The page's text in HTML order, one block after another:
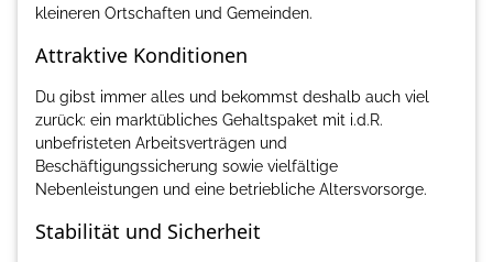
kleineren Ortschaften und Gemeinden.
Attraktive Konditionen
Du gibst immer alles und bekommst deshalb auch viel
zurück: ein marktübliches Gehaltspaket mit i.d.R.
unbefristeten Arbeitsverträgen und
Beschäftigungssicherung sowie vielfältige
Nebenleistungen und eine betriebliche Altersvorsorge.
Stabilität und Sicherheit